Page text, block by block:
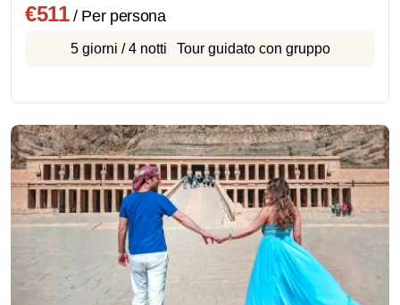
€511/ Per persona
5 giorni / 4 notti Tour guidato con gruppo